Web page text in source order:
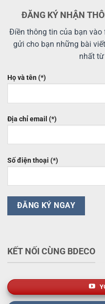
ĐĂNG KÝ NHẬN
Điền thông tin của bạn
gửi cho bạn những bài
nhất
Họ và tên (*)
Địa chỉ email (*)
Số điện thoại (*)
KẾT NỐI CÙNG BDECO